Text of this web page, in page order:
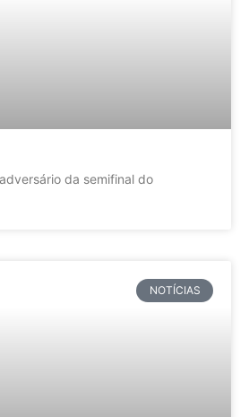
da semifinal do
NOTÍCIAS